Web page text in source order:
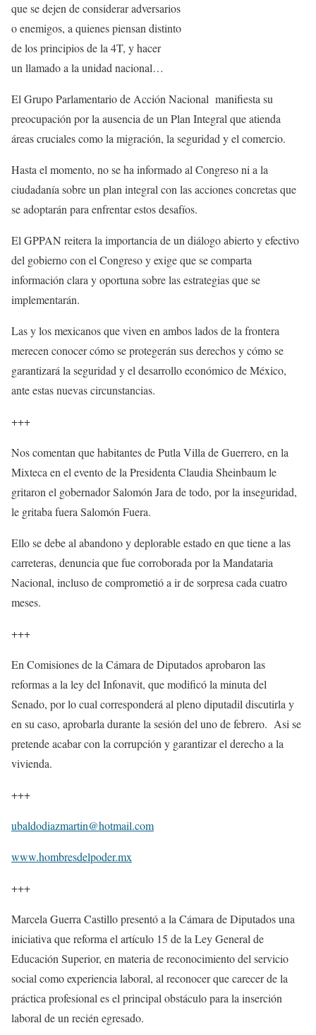
que se dejen de considerar adversarios
o enemigos, a quienes piensan distinto
de los principios de la 4T, y hacer
un llamado a la unidad nacional…
El Grupo Parlamentario de Acción Nacional manifiesta su
preocupación por la ausencia de un Plan Integral que atienda
áreas cruciales como la migración, la seguridad y el comercio.
Hasta el momento, no se ha informado al Congreso ni a la
ciudadanía sobre un plan integral con las acciones concretas que
se adoptarán para enfrentar estos desafíos.
El GPPAN reitera la importancia de un diálogo abierto y efectivo
del gobierno con el Congreso y exige que se comparta
información clara y oportuna sobre las estrategias que se
implementarán.
Las y los mexicanos que viven en ambos lados de la frontera
merecen conocer cómo se protegerán sus derechos y cómo se
garantizará la seguridad y el desarrollo económico de México,
ante estas nuevas circunstancias.
+++
Nos comentan que habitantes de Putla Villa de Guerrero, en la
Mixteca en el evento de la Presidenta Claudia Sheinbaum le
gritaron el gobernador Salomón Jara de todo, por la inseguridad,
le gritaba fuera Salomón Fuera.
Ello se debe al abandono y deplorable estado en que tiene a las
carreteras, denuncia que fue corroborada por la Mandataria
Nacional, incluso de comprometió a ir de sorpresa cada cuatro
meses.
+++
En Comisiones de la Cámara de Diputados aprobaron las
reformas a la ley del Infonavit, que modificó la minuta del
Senado, por lo cual corresponderá al pleno diputadil discutirla y
en su caso, aprobarla durante la sesión del uno de febrero. Asi se
pretende acabar con la corrupción y garantizar el derecho a la
vivienda.
+++
ubaldodiazmartin@hotmail.com
www.hombresdelpoder.mx
+++
Marcela Guerra Castillo presentó a la Cámara de Diputados una
iniciativa que reforma el artículo 15 de la Ley General de
Educación Superior, en materia de reconocimiento del servicio
social como experiencia laboral, al reconocer que carecer de la
práctica profesional es el principal obstáculo para la inserción
laboral de un recién egresado.